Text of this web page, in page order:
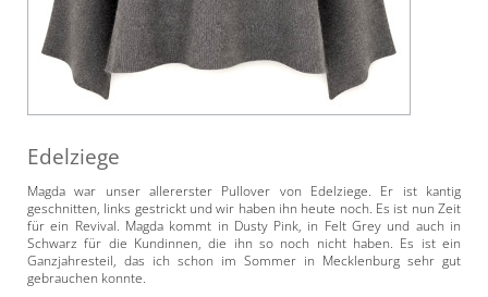
Edelziege
Magda war unser allererster Pullover von Edelziege. Er ist kantig
geschnitten, links gestrickt und wir haben ihn heute noch. Es ist nun Zeit
für ein Revival. Magda kommt in Dusty Pink, in Felt Grey und auch in
Schwarz für die Kundinnen, die ihn so noch nicht haben. Es ist ein
Ganzjahresteil, das ich schon im Sommer in Mecklenburg sehr gut
gebrauchen konnte.